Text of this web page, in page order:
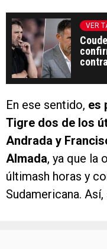
VER
En ese sentido, es
Tigre dos de los
Andrada y
Almada, ya que la
últimash horas y
Sudamericana.